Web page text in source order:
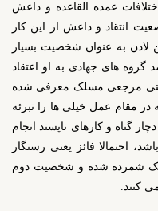
عمده القاعده و داعش
انتقاد و داعش از این کار
به عنوان شخصیت بسیار
های جهادی (که تقریبا ۹۹ درصد گروه های جهادی به او اعتقاد
مرجعی مسلک معرفی شده
مقام عمل خیلی ها را تبرئه
گناه و کارهای ناپسند انجام
احتمالا فائز یعنی رستگار
شمرده شده و شخصیت دوم
کنند.